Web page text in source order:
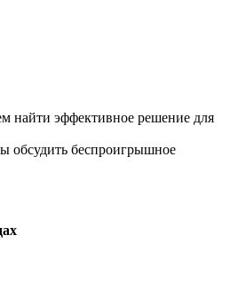
найти эффективное решение для
обсудить беспроигрышное